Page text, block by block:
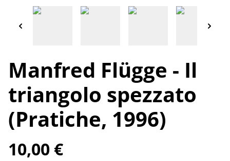
Manfred Flügge - Il
triangolo spezzato
(Pratiche, 1996)
10,00 €